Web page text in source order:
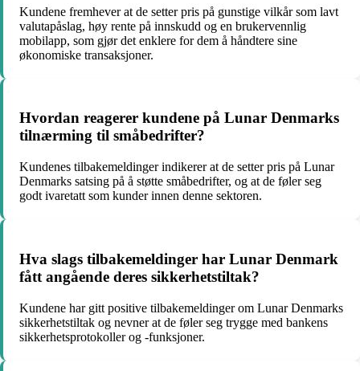
Kundene fremhever at de setter pris på gunstige vilkår som lavt
valutapåslag, høy rente på innskudd og en brukervennlig
mobilapp, som gjør det enklere for dem å håndtere sine
økonomiske transaksjoner.
Hvordan reagerer kundene på Lunar Denmarks
tilnærming til småbedrifter?
Kundenes tilbakemeldinger indikerer at de setter pris på Lunar
Denmarks satsing på å støtte småbedrifter, og at de føler seg
godt ivaretatt som kunder innen denne sektoren.
Hva slags tilbakemeldinger har Lunar Denmark
fått angående deres sikkerhetstiltak?
Kundene har gitt positive tilbakemeldinger om Lunar Denmarks
sikkerhetstiltak og nevner at de føler seg trygge med bankens
sikkerhetsprotokoller og -funksjoner.